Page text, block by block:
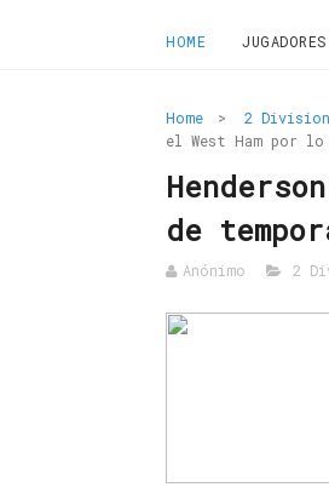
HOME
Home > 2
el West Ham por
de
Anónimo 2